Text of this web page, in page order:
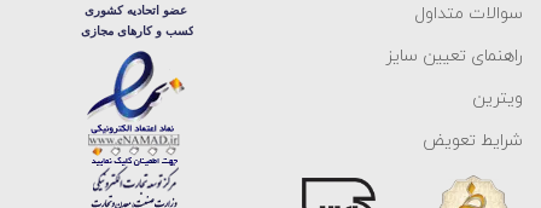
سوالات متداول
راهنمای تعیین سایز
ویترین
شرایط تعویض